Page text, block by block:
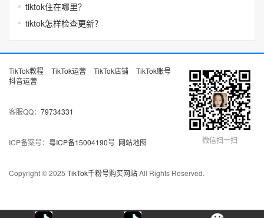
tiktok住在哪里？
tiktok怎样检查更新？
微信扫一扫
TikTok教程 TikTok运营 TikTok店铺
TikTok账号
抖音运营
客服QQ： 79734331
ICP备案号： 粤ICP备15004190号 网站地图
Copyright © 2025 TikTok千粉号购买网站All Rights Reserved.